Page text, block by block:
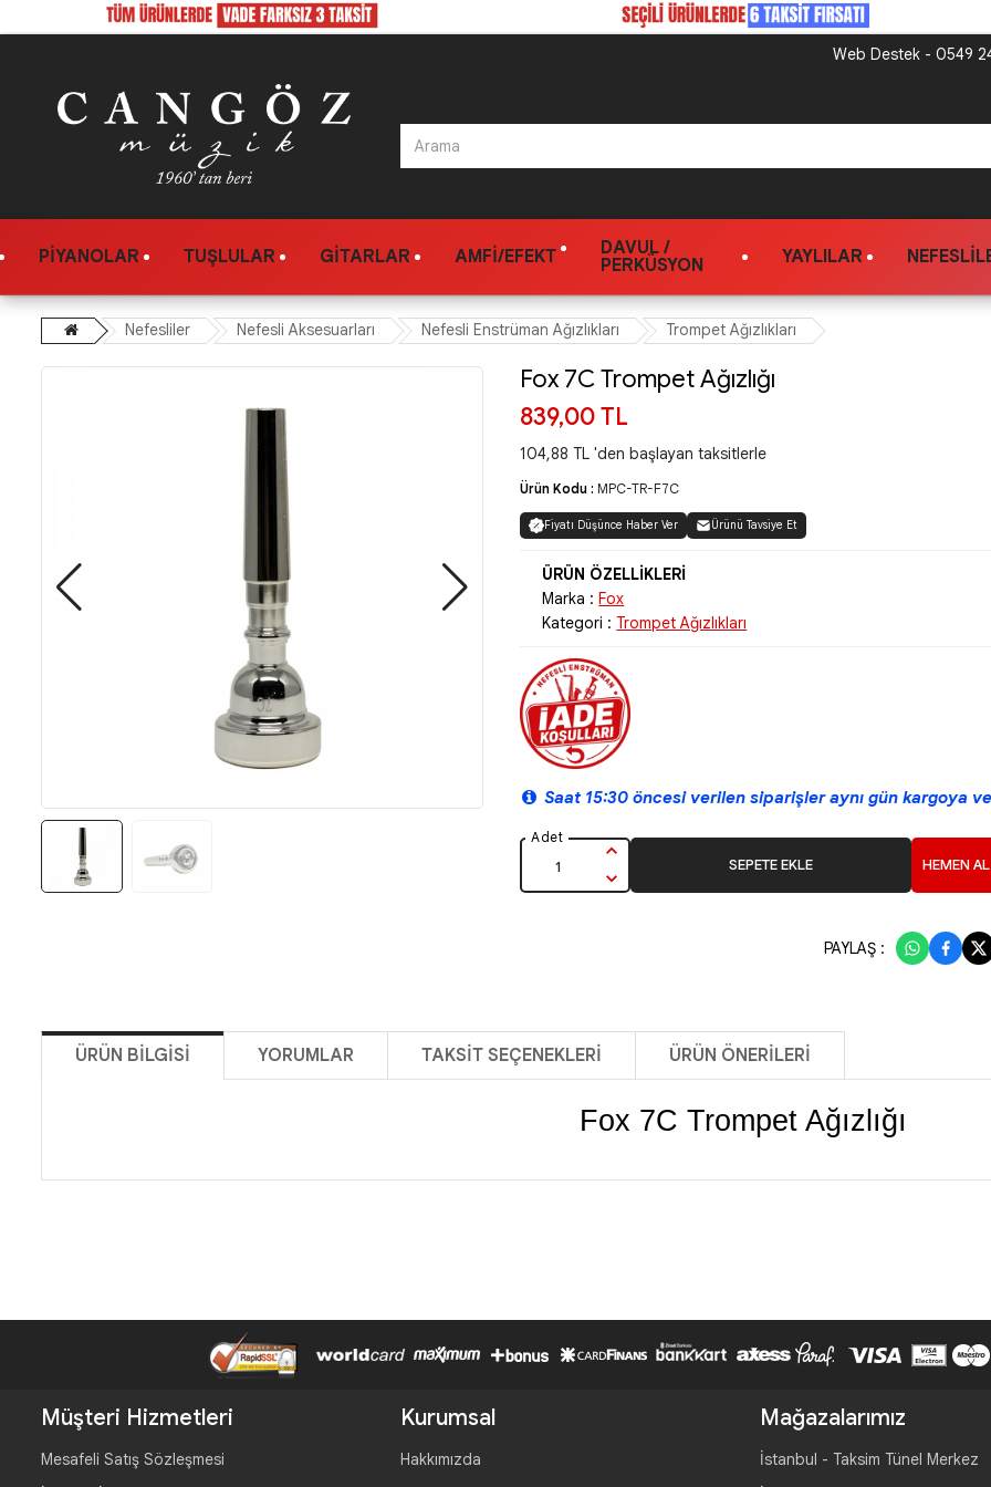
Web Destek - 0549
PIYANOLAR TUŞLULAR GITARLAR AMFI/EFEKT
DAVUL /
PERKÜSYON
YAYLILAR
Nefesliler Nefesli Aksesuarları Nefesli Enstrüman Ağızlıkları Trompet Ağızlıkları
Fox 7C Trompet Ağızlığı
839,00 TL
104,88 TL 'den başlayan taksitlerle
Ürün Kodu : MPC-TR-F7C
Fiyatı Düşünce Haber Ver Ürünü Tavsiye Et
Marka :Fox
Kategori :Trompet Ağızlıkları
Saat 15:30 öncesi verilen siparişler aynı gün kargoya
SEPETE EKLE HEMEN AL
PAYLAŞ :
ÜRÜN BILGISI YORUMLAR TAKSIT SEÇENEKLERI ÜRÜN ÖNERILERI
Fox 7C Trompet Ağızlığı
Müşteri Hizmetleri
Mesafeli Satış Sözleşmesi
Kurumsal
Hakkımızda
Mağazalarımız
İstanbul - Taksim Tünel Merkez